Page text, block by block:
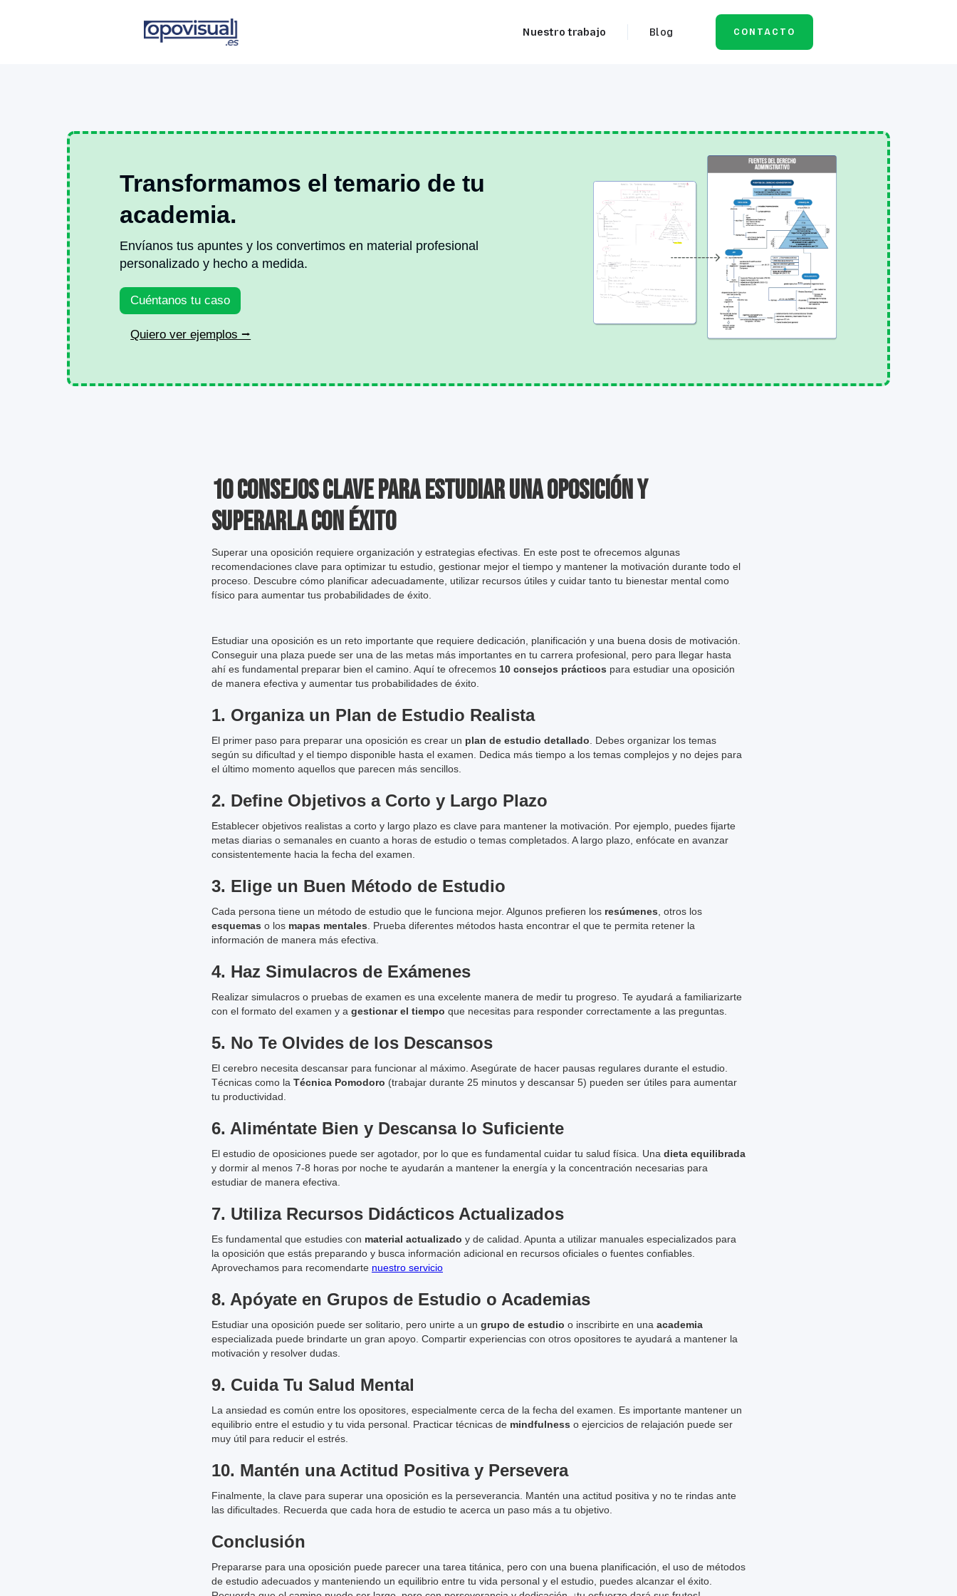
Nuestro trabajo Blog CONTACTO
Transformamos el temario de tu
academia.
Envíanos tus apuntes y los convertimos en material profesional
personalizado y hecho a medida.
Cuéntanos tu caso
Quiero ver ejemplos ⭢
10 Consejos Clave para Estudiar una Oposición y
Superarla con Éxito
Superar una oposición requiere organización y estrategias efectivas. En este post te ofrecemos algunas
recomendaciones clave para optimizar tu estudio, gestionar mejor el tiempo y mantener la motivación durante todo el
proceso. Descubre cómo planificar adecuadamente, utilizar recursos útiles y cuidar tanto tu bienestar mental como
físico para aumentar tus probabilidades de éxito.
Estudiar una oposición es un reto importante que requiere dedicación, planificación y una buena dosis de motivación.
Conseguir una plaza puede ser una de las metas más importantes en tu carrera profesional, pero para llegar hasta
ahí es fundamental preparar bien el camino. Aquí te ofrecemos 10 consejos prácticos para estudiar una oposición
de manera efectiva y aumentar tus probabilidades de éxito.
1. Organiza un Plan de Estudio Realista
El primer paso para preparar una oposición es crear un plan de estudio detallado . Debes organizar los temas
según su dificultad y el tiempo disponible hasta el examen. Dedica más tiempo a los temas complejos y no dejes para
el último momento aquellos que parecen más sencillos.
2. Define Objetivos a Corto y Largo Plazo
Establecer objetivos realistas a corto y largo plazo es clave para mantener la motivación. Por ejemplo, puedes fijarte
metas diarias o semanales en cuanto a horas de estudio o temas completados. A largo plazo, enfócate en avanzar
consistentemente hacia la fecha del examen.
3. Elige un Buen Método de Estudio
Cada persona tiene un método de estudio que le funciona mejor. Algunos prefieren los resúmenes , otros los
esquemas o los mapas mentales . Prueba diferentes métodos hasta encontrar el que te permita retener la
información de manera más efectiva.
4. Haz Simulacros de Exámenes
Realizar simulacros o pruebas de examen es una excelente manera de medir tu progreso. Te ayudará a familiarizarte
con el formato del examen y a gestionar el tiempo que necesitas para responder correctamente a las preguntas.
5. No Te Olvides de los Descansos
El cerebro necesita descansar para funcionar al máximo. Asegúrate de hacer pausas regulares durante el estudio.
Técnicas como la Técnica Pomodoro (trabajar durante 25 minutos y descansar 5) pueden ser útiles para aumentar
tu productividad.
6. Aliméntate Bien y Descansa lo Suficiente
El estudio de oposiciones puede ser agotador, por lo que es fundamental cuidar tu salud física. Una dieta equilibrada
y dormir al menos 7-8 horas por noche te ayudarán a mantener la energía y la concentración necesarias para
estudiar de manera efectiva.
7. Utiliza Recursos Didácticos Actualizados
Es fundamental que estudies con material actualizado y de calidad. Apunta a utilizar manuales especializados para
la oposición que estás preparando y busca información adicional en recursos oficiales o fuentes confiables.
Aprovechamos para recomendarte nuestro servicio
8. Apóyate en Grupos de Estudio o Academias
Estudiar una oposición puede ser solitario, pero unirte a un grupo de estudio o inscribirte en una academia
especializada puede brindarte un gran apoyo. Compartir experiencias con otros opositores te ayudará a mantener la
motivación y resolver dudas.
9. Cuida Tu Salud Mental
La ansiedad es común entre los opositores, especialmente cerca de la fecha del examen. Es importante mantener un
equilibrio entre el estudio y tu vida personal. Practicar técnicas de mindfulness o ejercicios de relajación puede ser
muy útil para reducir el estrés.
10. Mantén una Actitud Positiva y Persevera
Finalmente, la clave para superar una oposición es la perseverancia. Mantén una actitud positiva y no te rindas ante
las dificultades. Recuerda que cada hora de estudio te acerca un paso más a tu objetivo.
Conclusión
Prepararse para una oposición puede parecer una tarea titánica, pero con una buena planificación, el uso de métodos
de estudio adecuados y manteniendo un equilibrio entre tu vida personal y el estudio, puedes alcanzar el éxito.